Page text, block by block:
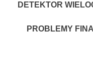
DETEKTOR
PROBLEMY